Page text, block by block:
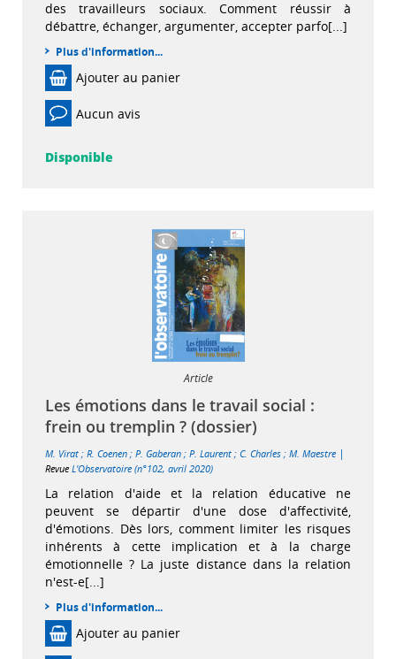
des travailleurs sociaux. Comment réussir à
débattre, échanger, argumenter, accepter parfo[...]
Plus d'information...
Ajouter au panier
Aucun avis
Disponible
Article
Les émotions dans le travail social :
frein ou tremplin ? (dossier)
M. Virat ; R. Coenen ; P. Gaberan ; P. Laurent ; C. Charles ; M. Maestre |
Revue L'Observatoire (n°102, avril 2020)
La relation d'aide et la relation éducative ne
peuvent se départir d'une dose d'affectivité,
d'émotions. Dès lors, comment limiter les risques
inhérents à cette implication et à la charge
émotionnelle ? La juste distance dans la relation
n'est-e[...]
Plus d'information...
Ajouter au panier